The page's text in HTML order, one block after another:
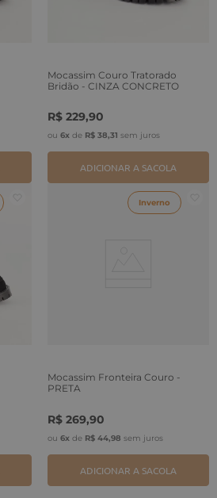
Mocassim Couro Tratorado
Bridão - CINZA CONCRETO
R$ 229,90
ou 6x de R$ 38,31 sem juros
ADICIONAR A SACOLA
Inverno
Mocassim Fronteira Couro -
PRETA
R$ 269,90
ou 6x de R$ 44,98 sem juros
ADICIONAR A SACOLA